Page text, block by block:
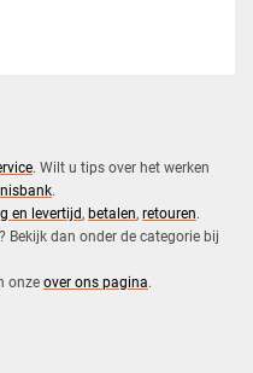
. Wilt u tips over het werken
.
en levertijd, betalen, retouren.​
dan onder de categorie bij
onze over ons pagina.